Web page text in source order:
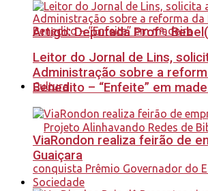
Artigo: Deputada Profª.
Cultura
Leitor do Jornal de Lins,
Administração sobre a
Benedito – “Enfeite” em
ViaRondon realiza feirão de
Guaiçara
Sociedade